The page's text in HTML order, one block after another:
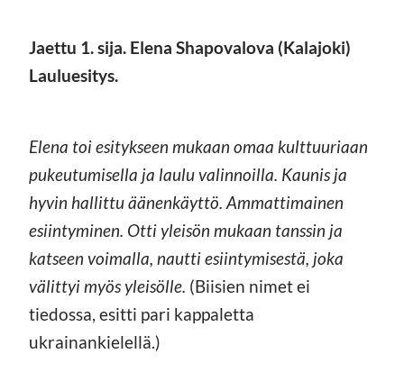
Jaettu 1. sija. Elena Shapovalova (Kalajoki)
Lauluesitys.
Elena toi esitykseen mukaan omaa kulttuuriaan
pukeutumisella ja laulu valinnoilla. Kaunis ja
hyvin hallittu äänenkäyttö. Ammattimainen
esiintyminen. Otti yleisön mukaan tanssin ja
katseen voimalla, nautti esiintymisestä, joka
välittyi myös yleisölle. (Biisien nimet ei
tiedossa, esitti pari kappaletta
ukrainankielellä.)